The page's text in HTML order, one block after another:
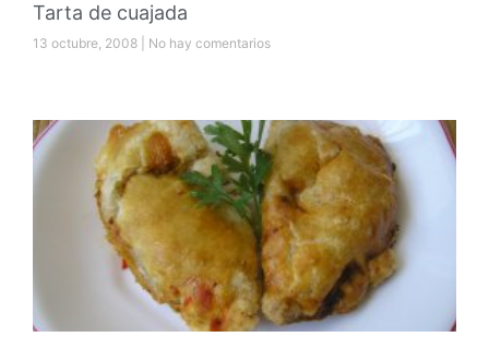
Tarta de cuajada
13 octubre, 2008 No hay comentarios